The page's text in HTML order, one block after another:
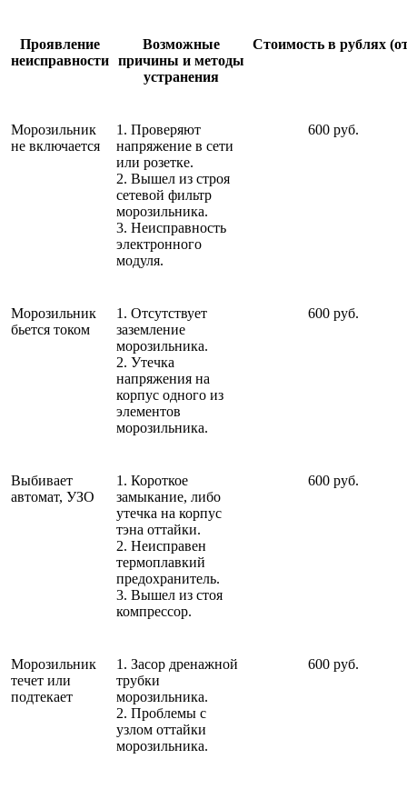
Проявление
неисправности
Возможные
причины и методы
устранения
Стоимость в рублях
Морозильник
не включается
1. Проверяют
напряжение в сети
или розетке.
2. Вышел из строя
сетевой фильтр
морозильника.
3. Неисправность
электронного
модуля.
600 руб.
Морозильник
бьется током
1. Отсутствует
заземление
морозильника.
2. Утечка
напряжения на
корпус одного из
элементов
морозильника.
600 руб.
Выбивает
автомат, УЗО
1. Короткое
замыкание, либо
утечка на корпус
тэна оттайки.
2. Неисправен
термоплавкий
предохранитель.
3. Вышел из стоя
компрессор.
600 руб.
Морозильник
течет или
подтекает
1. Засор дренажной
трубки
морозильника.
2. Проблемы с
узлом оттайки
морозильника.
600 руб.